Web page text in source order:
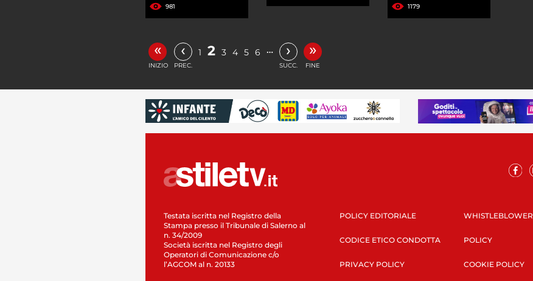
981 1179
«
INIZIO
‹
PREC.
1 2 3 4 5 6 … ›
SUCC.
»
FINE
Testata iscritta nel Registro della
Stampa presso il Tribunale di Salerno al
n. 34/2009
Società iscritta nel Registro degli
Operatori di Comunicazione c/o
l’AGCOM al n. 20133
POLICY EDITORIALE
CODICE ETICO CONDOTTA
PRIVACY POLICY
WHISTLEBLOWER
POLICY
COOKIE POLICY